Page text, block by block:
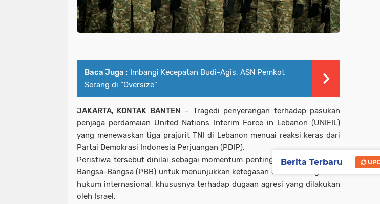
Baca Juga : Imbangi Kecepatan Budi-Agis, ASN Pemkot
Serang di “Oversize”
JAKARTA, KONTAK BANTEN – Tragedi penyerangan terhadap pasukan
penjaga perdamaian United Nations Interim Force in Lebanon (UNIFIL)
yang menewaskan tiga prajurit TNI di Lebanon menuai reaksi keras dari
Partai Demokrasi Indonesia Perjuangan (PDIP).
Peristiwa tersebut dinilai sebagai momentum penting bagiPerserikatan
Bangsa-Bangsa (PBB) untuk menunjukkan ketegasan dalam menegakkan
hukum internasional, khususnya terhadap dugaan agresi yang dilakukan
oleh Israel.
Berita Terbaru